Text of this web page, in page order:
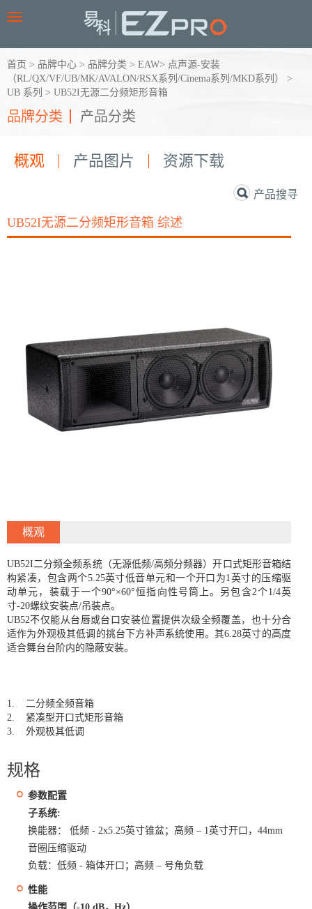
Toggle
首页 > 品牌中心 > 品牌分类 > EAW> 点声源-安装
（RL/QX/VF/UB/MK/AVALON/RSX系列/Cinema系列/MKD系列）
>
UB 系列 > UB52I无源二分频矩形音箱
品牌分类 产品分类
概观 产品图片 资源下载
产品搜寻
UB52I无源二分频矩形音箱 综述
概观
UB52I二分频全频系统（无源低频/高频分频器）开口式矩形音箱结
构紧凑，包含两个5.25英寸低音单元和一个开口为1英寸的压缩驱
动单元，装载于一个90°×60°恒指向性号筒上。另包含2个1/4英
寸-20螺纹安装点/吊装点。
UB52不仅能从台唇或台口安装位置提供次级全频覆盖，也十分合
适作为外观极其低调的挑台下方补声系统使用。其6.28英寸的高度
适合舞台台阶内的隐蔽安装。
1. 二分频全频音箱
2. 紧凑型开口式矩形音箱
3. 外观极其低调
规格
参数配置
子系统:
换能器： 低频 - 2x5.25英寸锥盆；高频 – 1英寸开口，44mm
音圈压缩驱动
负载：低频 - 箱体开口；高频 – 号角负载
性能